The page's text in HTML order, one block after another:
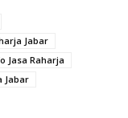
Jabar
Jasa Raharja
Jabar